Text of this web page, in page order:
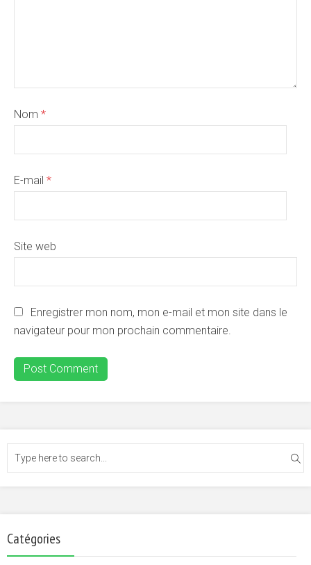
Nom *
E-mail *
Site web
Enregistrer mon nom, mon e-mail et mon site dans le
navigateur pour mon prochain commentaire.
Catégories